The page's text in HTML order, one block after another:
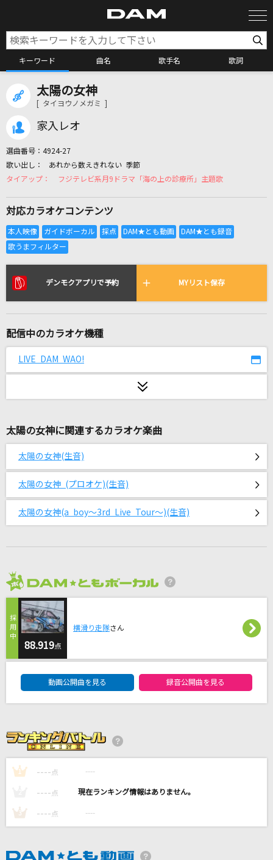
キーワード 曲名 歌手名 歌詞
カラオケリクエスト
リアルタイムで歌われている曲の一覧
Letters
Official髭男dism
[生音]カブトムシ
NEWS
RESISTANCE
中島美嘉
エルフ
Ado
MONGOL800
[生音]ヒッチコック
ヨルシカ
劇薬中毒
もっと見る
DAMの新曲・ランキングなど
DAMに会員登録・ログインして
太陽の女神
[ タイヨウノメガミ ]
家入レオ
選曲番号： 4924-27
あれから数えきれない 季節
フジテレビ系月9ドラマ「海の上の診療所」主題歌
対応カラオケコンテンツ
デンモクアプリで予約 MYリスト保存
配信中のカラオケ機種
LIVE DAM WAO!
太陽の女神に関連するカラオケ楽曲
太陽の女神(生音)
太陽の女神 (プロオケ)(生音)
太陽の女神(a boy～3rd Live Tour～)(生音)
88.919点
横滑り走隊さん
動画公開曲を見る 録音公開曲を見る
1 ---- 点 ----
---- 点 ----
3 ---- 点 ----